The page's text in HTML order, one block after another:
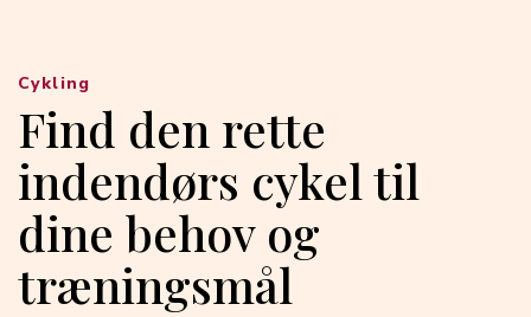
Find den rette
indendørs cykel til
dine behov og
træningsmål
Cykling